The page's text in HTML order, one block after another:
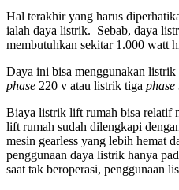
Hal terakhir yang harus
ialah daya listrik. Sebab, daya
membutuhkan sekitar 1.000 watt
Daya ini bisa menggunakan listrik
phase 220 v atau listrik tiga phase
Biaya listrik lift rumah bisa relatif
lift rumah sudah dilengkapi
mesin gearless yang lebih hemat
penggunaan daya listrik hanya
saat tak beroperasi, penggunaan